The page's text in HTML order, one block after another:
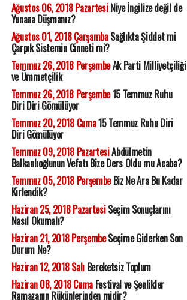
Ağustos 06, 2018 PazartesiNiye İngilize değil de
Yunana Düşmanız?
Ağustos 01, 2018 ÇarşambaSağlıkta Şiddet mi
Çarpık Sistemin Cinneti mi?
Temmuz 26, 2018 PerşembeAk Parti Milliyetçiliği
ve Ümmetçilik
Temmuz 26, 2018 Perşembe15 Temmuz Ruhu
Diri Diri Gömülüyor
Temmuz 20, 2018 Cuma15 Temmuz Ruhu Diri
Diri Gömülüyor
Temmuz 09, 2018 PazartesiAbdülmetin
Balkanlıoğlunun Vefatı Bize Ders Oldu mu Acaba?
Temmuz 05, 2018 PerşembeBiz Ne Ara Bu Kadar
Kirlendik?
Haziran 25, 2018 PazartesiSeçim Sonuçlarını
Nasıl Okumalı?
Haziran 21, 2018 PerşembeSeçime Giderken Son
Durum Ne?
Haziran 12, 2018 SalıBereketsiz Toplum
Haziran 08, 2018 CumaFestival ve Şenlikler
Ramazanın Rükünlerinden midir?